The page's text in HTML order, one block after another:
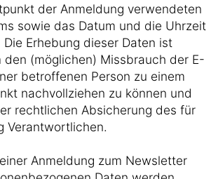
der Anmeldung verwendeten
sowie das Datum und die Uhrzeit
Erhebung dieser Daten ist
(möglichen) Missbrauch der E-
betroffenen Person zu einem
nachvollziehen zu können und
rechtlichen Absicherung des für
Verantwortlichen.
Anmeldung zum Newsletter